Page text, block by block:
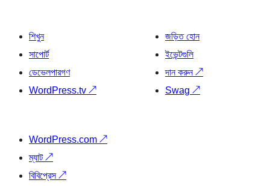
শিখুন
সাপোর্ট
ডেভেলপারগণ
WordPress.tv ↗
জড়িত হোন
ইভেন্টগুলি
দান করুন↗
Swag ↗
WordPress.com ↗
ম্যাট↗
বিবিপ্রেস↗